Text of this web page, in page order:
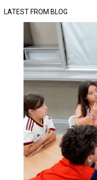
LATEST FROM BLOG